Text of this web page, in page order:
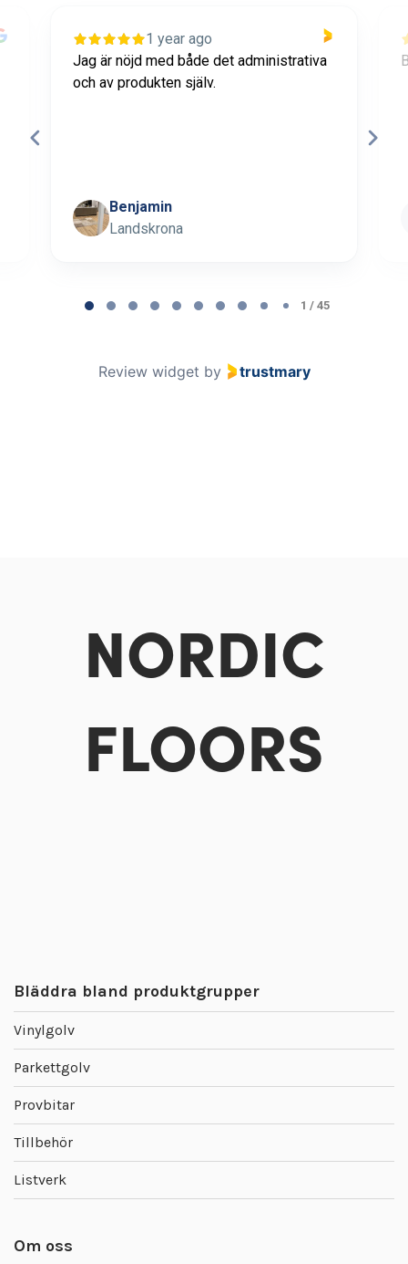
1 year ago
Jag är nöjd med både det administrativa
och av produkten själv.
Benjamin
Landskrona
1 / 45
Review widget by trustmary
NORDIC
FLOORS
Bläddra bland produktgrupper
Vinylgolv
Parkettgolv
Provbitar
Tillbehör
Listverk
Om oss